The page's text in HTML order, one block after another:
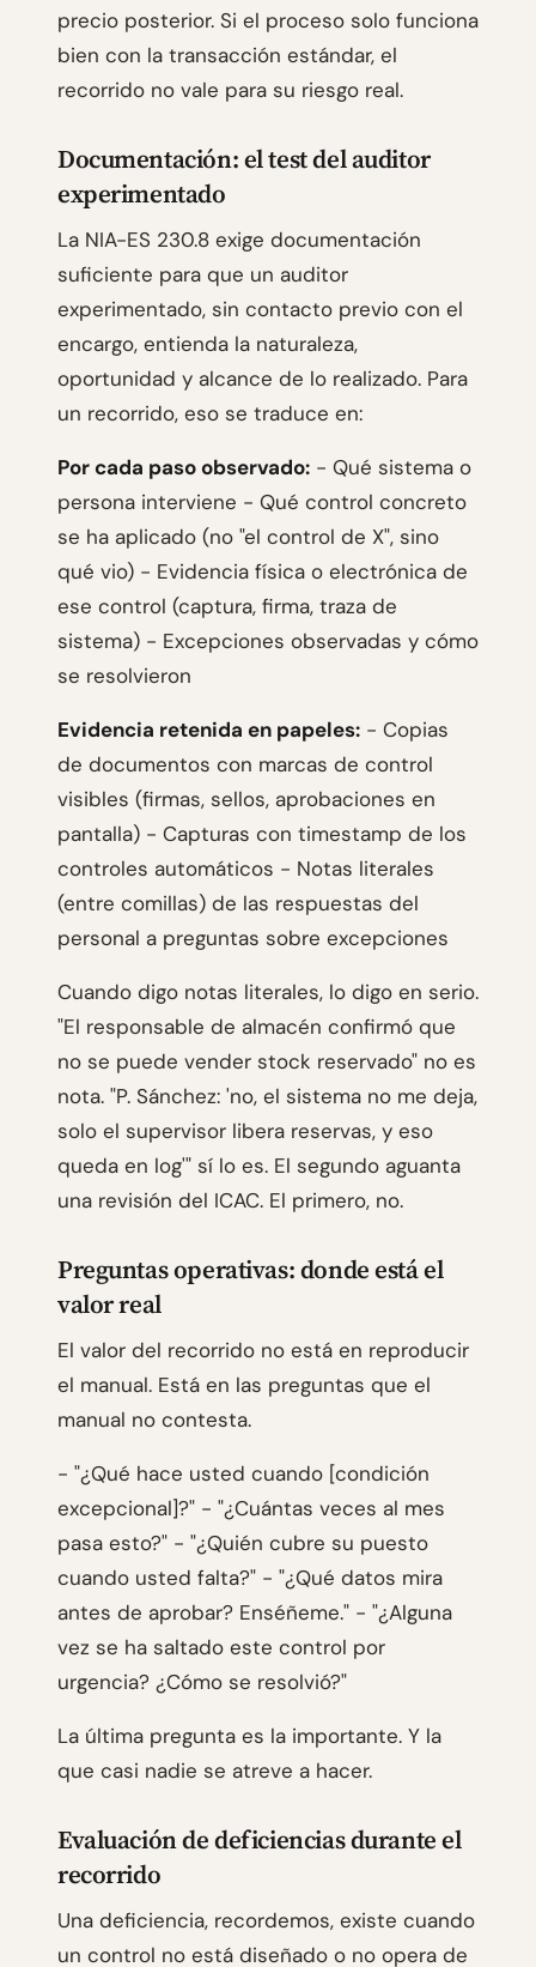
precio posterior. Si el proceso solo funciona
bien con la transacción estándar, el
recorrido no vale para su riesgo real.
Documentación: el test del auditor
experimentado
La NIA-ES 230.8 exige documentación
suficiente para que un auditor
experimentado, sin contacto previo con el
encargo, entienda la naturaleza,
oportunidad y alcance de lo realizado. Para
un recorrido, eso se traduce en:
Por cada paso observado: - Qué sistema o
persona interviene - Qué control concreto
se ha aplicado (no "el control de X", sino
qué vio) - Evidencia física o electrónica de
ese control (captura, firma, traza de
sistema) - Excepciones observadas y cómo
se resolvieron
Evidencia retenida en papeles: - Copias
de documentos con marcas de control
visibles (firmas, sellos, aprobaciones en
pantalla) - Capturas con timestamp de los
controles automáticos - Notas literales
(entre comillas) de las respuestas del
personal a preguntas sobre excepciones
Cuando digo notas literales, lo digo en serio.
"El responsable de almacén confirmó que
no se puede vender stock reservado" no es
nota. "P. Sánchez: 'no, el sistema no me deja,
solo el supervisor libera reservas, y eso
queda en log'" sí lo es. El segundo aguanta
una revisión del ICAC. El primero, no.
Preguntas operativas: donde está el
valor real
El valor del recorrido no está en reproducir
el manual. Está en las preguntas que el
manual no contesta.
- "¿Qué hace usted cuando [condición
excepcional]?" - "¿Cuántas veces al mes
pasa esto?" - "¿Quién cubre su puesto
cuando usted falta?" - "¿Qué datos mira
antes de aprobar? Enséñeme." - "¿Alguna
vez se ha saltado este control por
urgencia? ¿Cómo se resolvió?"
La última pregunta es la importante. Y la
que casi nadie se atreve a hacer.
Evaluación de deficiencias durante el
recorrido
Una deficiencia, recordemos, existe cuando
un control no está diseñado o no opera de